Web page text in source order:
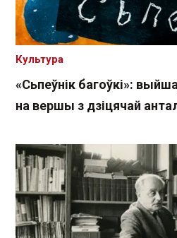
«Сьпеўнік багоўкі»:
на вершы з дзіцячай
Культура